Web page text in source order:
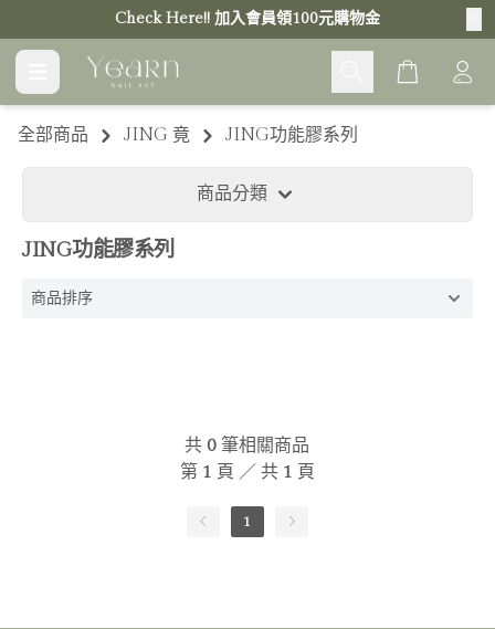
Check Here!! 加入會員領100元購物金
Cart
全部商品 JING 竟 JING功能膠系列
商品分類
JING功能膠系列
共0 筆相關商品
第 1 頁 ／ 共 1 頁
1